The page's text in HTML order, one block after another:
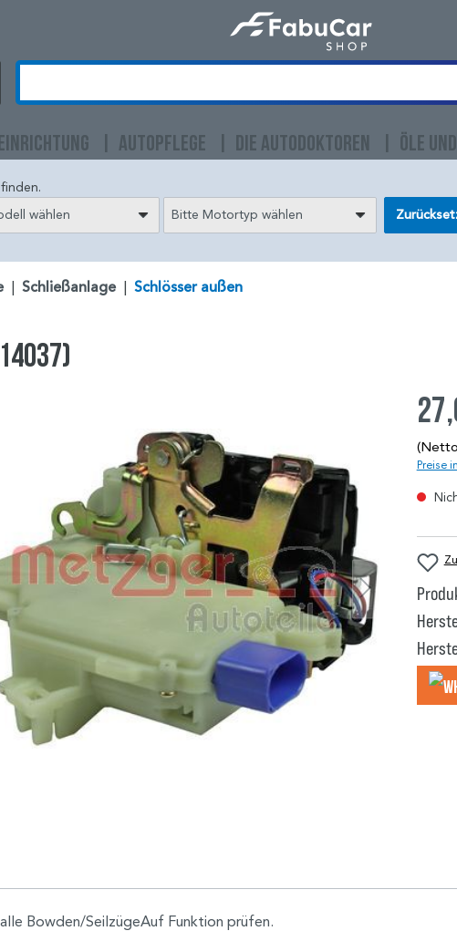
AUTOPFLEGE DIE AUTODOKTOREN ÖLE
wählen Bitte Motortyp wählen
Schließanlage Schlösser außen
Preise
Bowden/SeilzügeAuf Funktion prüfen.